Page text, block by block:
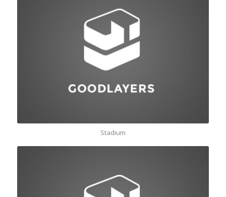
Stadium